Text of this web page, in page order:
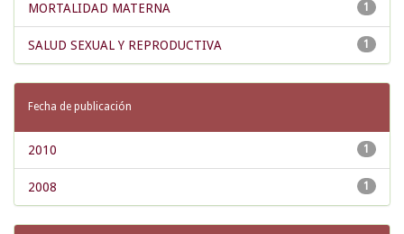
1
MORTALIDAD MATERNA
1
SALUD SEXUAL Y REPRODUCTIVA
Fecha de publicación
1
2010
1
2008